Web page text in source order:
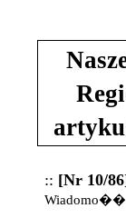
:: [Nr 10/
Wiadomo��